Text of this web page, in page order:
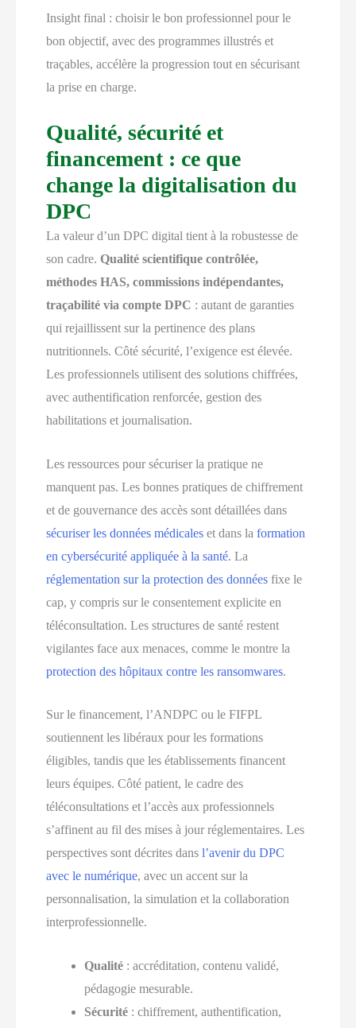
Insight final : choisir le bon professionnel pour le
bon objectif, avec des programmes illustrés et
traçables, accélère la progression tout en sécurisant
la prise en charge.
Qualité, sécurité et
financement : ce que
change la digitalisation du
DPC
La valeur d’un DPC digital tient à la robustesse de
son cadre.Qualité scientifique contrôlée,
méthodes HAS, commissions indépendantes,
traçabilité via compte DPC : autant de garanties
qui rejaillissent sur la pertinence des plans
nutritionnels. Côté sécurité, l’exigence est élevée.
Les professionnels utilisent des solutions chiffrées,
avec authentification renforcée, gestion des
habilitations et journalisation.
Les ressources pour sécuriser la pratique ne
manquent pas. Les bonnes pratiques de chiffrement
et de gouvernance des accès sont détaillées dans
sécuriser les données médicales et dans laformation
en cybersécurité appliquée à la santé. La
réglementation sur la protection des données fixe le
cap, y compris sur le consentement explicite en
téléconsultation. Les structures de santé restent
vigilantes face aux menaces, comme le montre la
protection des hôpitaux contre les ransomwares.
Sur le financement, l’ANDPC ou le FIFPL
soutiennent les libéraux pour les formations
éligibles, tandis que les établissements financent
leurs équipes. Côté patient, le cadre des
téléconsultations et l’accès aux professionnels
s’affinent au fil des mises à jour réglementaires. Les
perspectives sont décrites dansl’avenir du DPC
avec le numérique, avec un accent sur la
personnalisation, la simulation et la collaboration
interprofessionnelle.
Qualité : accréditation, contenu validé,
pédagogie mesurable.
Sécurité : chiffrement, authentification,